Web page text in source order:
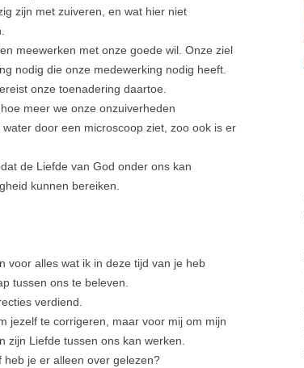
zijn met zuiveren, en wat hier niet
meewerken met onze goede wil. Onze ziel
nodig die onze medewerking nodig heeft.
onze toenadering daartoe.
meer we onze onzuiverheden
door een microscoop ziet, zoo ook is er
de Liefde van God onder ons kan
kunnen bereiken.
voor alles wat ik in deze tijd van je heb
tussen ons te beleven.
verdiend.
jezelf te corrigeren, maar voor mij om mijn
zijn Liefde tussen ons kan werken.
je er alleen over gelezen?